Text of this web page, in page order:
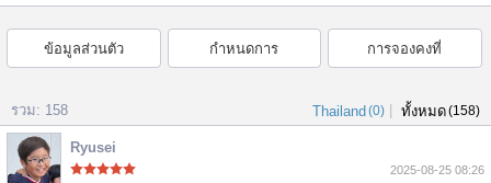
ข้อมูลส่วนตัว กำหนดการ การจองคงที่
รวม: 158 Thailand (0) ทั้งหมด(158)
Ryusei
2025-08-25 08:26